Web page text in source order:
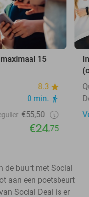
15
8.3
0 min.
€55,50
€24,75
de buurt met Social
aan een poetsbeurt
Social Deal is er